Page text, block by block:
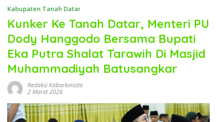
Kabupaten Tanah Datar
Kunker Ke Tanah Datar, Menteri PU
Dody Hanggodo Bersama Bupati
Eka Putra Shalat Tarawih Di Masjid
Muhammadiyah Batusangkar
Redaksi Kabarkinisite
2 Maret 2026